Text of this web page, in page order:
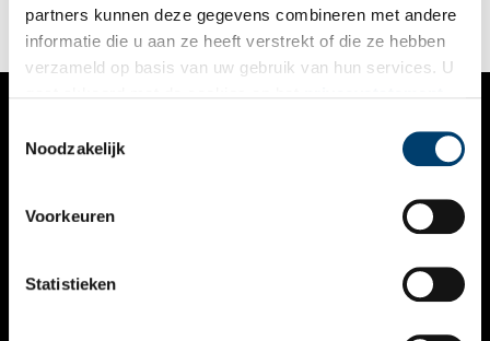
partners kunnen deze gegevens combineren met andere
informatie die u aan ze heeft verstrekt of die ze hebben
verzameld op basis van uw gebruik van hun services. U
Noodzakelijk
Voorkeuren
Statistieken
met deze bloederige historie.
VERHALEN
KALENDER
THEMA’S